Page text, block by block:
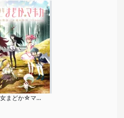
魔法少女まどか☆マギカ 始まりの物語／永遠の物語 TV Edition